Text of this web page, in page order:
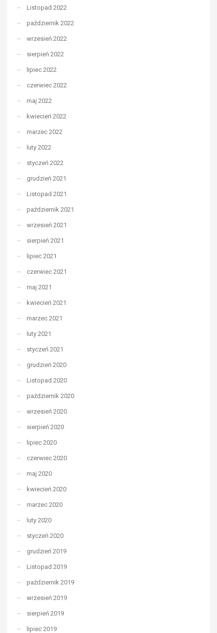
Listopad 2022
październik 2022
wrzesień 2022
sierpień 2022
lipiec 2022
czerwiec 2022
maj 2022
kwiecień 2022
marzec 2022
luty 2022
styczeń 2022
grudzień 2021
Listopad 2021
październik 2021
wrzesień 2021
sierpień 2021
lipiec 2021
czerwiec 2021
maj 2021
kwiecień 2021
marzec 2021
luty 2021
styczeń 2021
grudzień 2020
Listopad 2020
październik 2020
wrzesień 2020
sierpień 2020
lipiec 2020
czerwiec 2020
maj 2020
kwiecień 2020
marzec 2020
luty 2020
styczeń 2020
grudzień 2019
Listopad 2019
październik 2019
wrzesień 2019
sierpień 2019
lipiec 2019